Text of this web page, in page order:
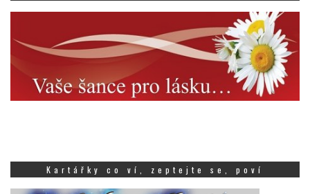
Kartářky co ví, zeptejte se, poví